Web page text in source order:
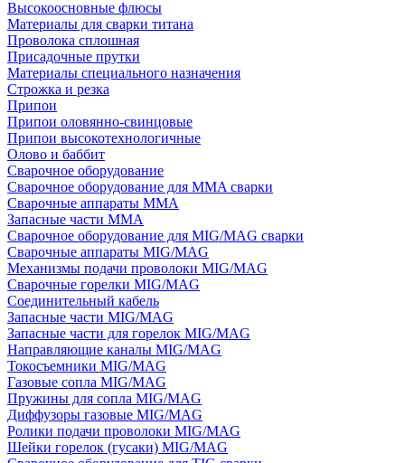
Высокоосновные флюсы
Материалы для сварки титана
Проволока сплошная
Присадочные прутки
Материалы специального назначения
Строжка и резка
Припои
Припои оловянно-свинцовые
Припои высокотехнологичные
Олово и баббит
Сварочное оборудование
Сварочное оборудование для MMA сварки
Сварочные аппараты MMA
Запасные части MMA
Сварочное оборудование для MIG/MAG сварки
Сварочные аппараты MIG/MAG
Механизмы подачи проволоки MIG/MAG
Сварочные горелки MIG/MAG
Соединительный кабель
Запасные части MIG/MAG
Запасные части для горелок MIG/MAG
Направляющие каналы MIG/MAG
Токосъемники MIG/MAG
Газовые сопла MIG/MAG
Пружины для сопла MIG/MAG
Диффузоры газовые MIG/MAG
Ролики подачи проволоки MIG/MAG
Шейки горелок (гусаки) MIG/MAG